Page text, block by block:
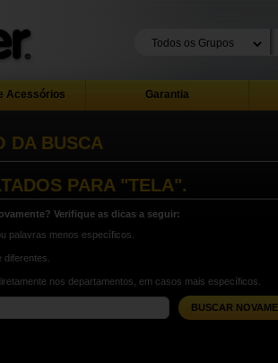
Acessórios Garantia
DA BUSCA
PARA "TELA".
Verifique as dicas a seguir:
palavras menos específicos.
nos departamentos, em casos mais específicos.
BUSCAR